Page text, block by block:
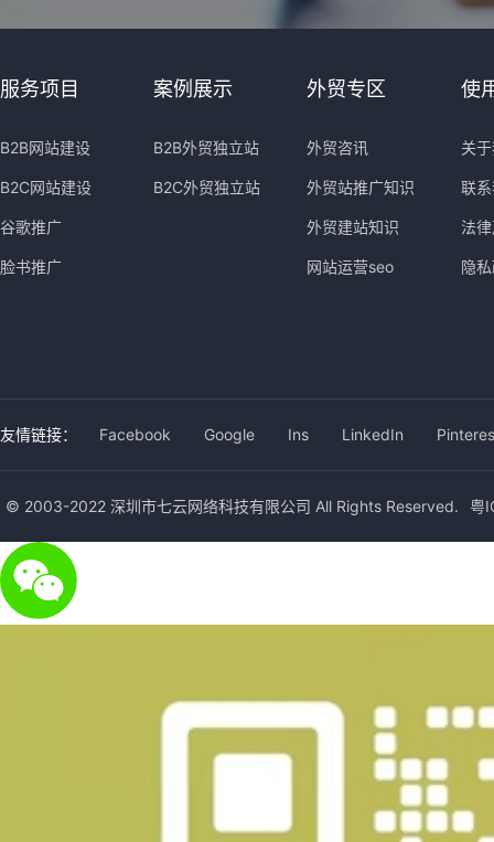
服务项目
B2B网站建设
B2C网站建设
谷歌推广
脸书推广
案例展示
B2B外贸独立站
B2C外贸独立站
外贸专区
外贸咨讯
外贸站推广知识
外贸建站知识
网站运营seo
使
关
联
法
隐
友情链接： Facebook Google Ins LinkedIn
© 2003-2022 深圳市七云网络科技有限公司 All Rights Reserved. 粤